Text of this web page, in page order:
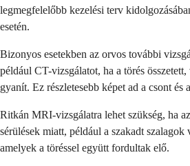
legmegfelelőbb kezelési terv
esetén.
Bizonyos esetekben az orvos további
például CT-vizsgálatot, ha a törés
gyanít. Ez részletesebb képet ad a csont és
Ritkán MRI-vizsgálatra lehet szükség, ha
sérülések miatt, például a szakadt szalagok
amelyek a töréssel együtt fordultak elő.